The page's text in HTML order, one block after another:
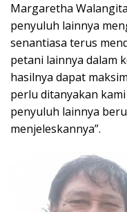
Margaretha
penyuluh lainnya
senantiasa terus
petani lainnya dalam
hasilnya dapat
perlu ditanyakan
penyuluh lainnya
menjeleskannya”.